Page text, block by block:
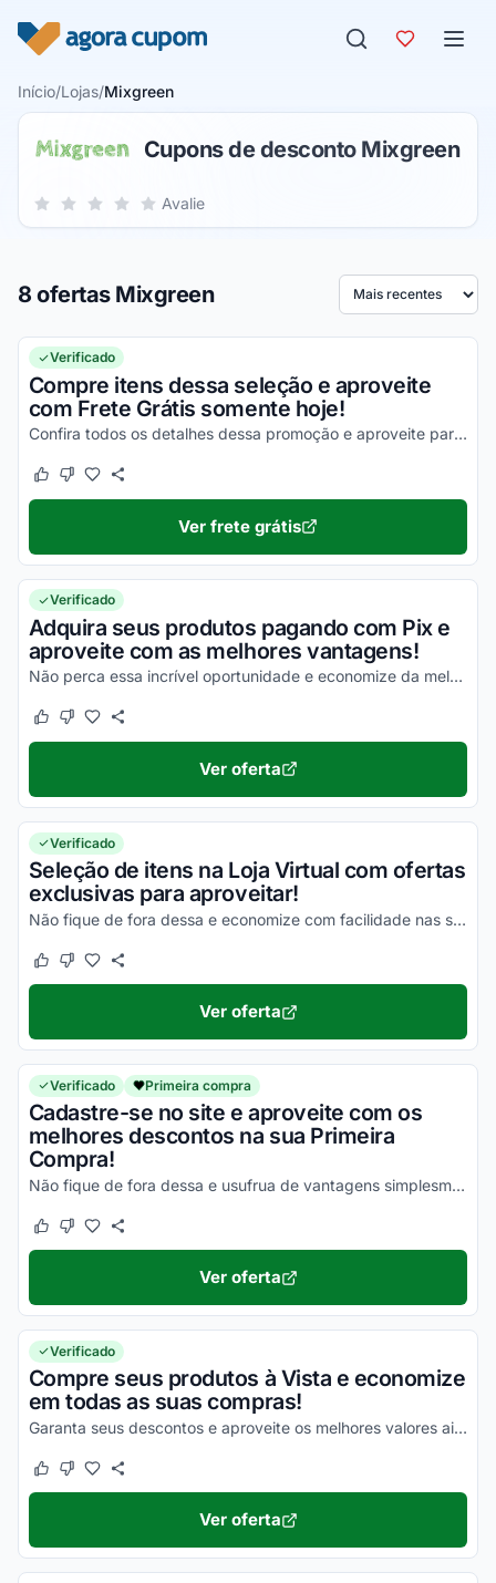
Início/Lojas/Mixgreen
Cupons de desconto Mixgreen
Sua nota para Mixgreen, de 1 a 5 estrelas
5 estrelas
4 estrelas
3 estrelas
2 estrelas
1 estrela Avalie
8 ofertas Mixgreen Ordenar por
Verificado
Compre itens dessa seleção e aproveite
com Frete Grátis somente hoje!
Confira todos os detalhes dessa promoção e aproveite para economizar da melhor maneira possível!
Este cupom funcionou
Este cupom não funcionou
Ver frete grátis
Verificado
Adquira seus produtos pagando com Pix e
aproveite com as melhores vantagens!
Não perca essa incrível oportunidade e economize da melhor maneira possível!
Este cupom funcionou
Este cupom não funcionou
Ver oferta
Verificado
Seleção de itens na Loja Virtual com ofertas
exclusivas para aproveitar!
Não fique de fora dessa e economize com facilidade nas suas compras!
Este cupom funcionou
Este cupom não funcionou
Ver oferta
Verificado Primeira compra
Cadastre-se no site e aproveite com os
melhores descontos na sua Primeira
Compra!
Não fique de fora dessa e usufrua de vantagens simplesmente incríveis!
Este cupom funcionou
Este cupom não funcionou
Ver oferta
Verificado
Compre seus produtos à Vista e economize
em todas as suas compras!
Garanta seus descontos e aproveite os melhores valores ainda hoje!
Este cupom funcionou
Este cupom não funcionou
Ver oferta